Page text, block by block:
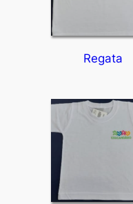
Regata